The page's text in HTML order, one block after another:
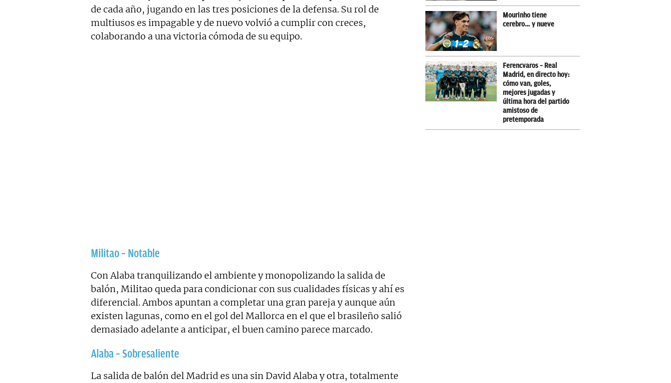
de cada año, jugando en las tres posiciones de la defensa. Su rol de
multiusos es impagable y de nuevo volvió a cumplir con creces,
colaborando a una victoria cómoda de su equipo.
Militao – Notable
Con Alaba tranquilizando el ambiente y monopolizando la salida de
balón, Militao queda para condicionar con sus cualidades físicas y ahí es
diferencial. Ambos apuntan a completar una gran pareja y aunque aún
existen lagunas, como en el gol del Mallorca en el que el brasileño salió
demasiado adelante a anticipar, el buen camino parece marcado.
Alaba – Sobresaliente
La salida de balón del Madrid es una sin David Alaba y otra, totalmente
Mourinho tiene
cerebro… y nueve
Ferencvaros – Real
Madrid, en directo hoy:
cómo van, goles,
mejores jugadas y
última hora del partido
amistoso de
pretemporada